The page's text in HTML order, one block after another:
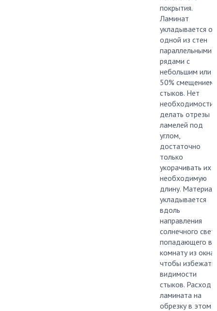
покрытия.
Ламинат
укладывается от
одной из стен
параллельными
рядами с
небольшим или
50% смещением
стыков. Нет
необходимости
делать отрезы
ламелей под
углом,
достаточно
только
укорачивать их
необходимую
длину. Материал
укладывается
вдоль
направления
солнечного
попадающего в
комнату из окна,
чтобы избежать
видимости
стыков. Расход
ламината на
обрезку в этом